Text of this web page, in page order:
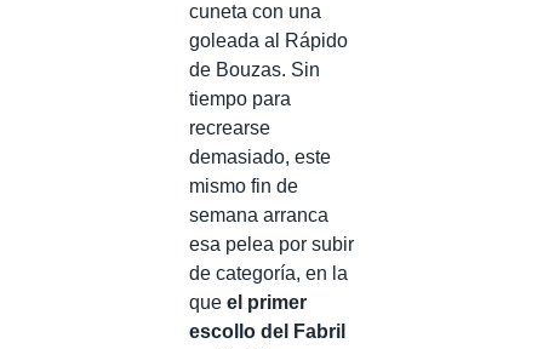
cuneta con una
goleada al Rápido
de Bouzas. Sin
tiempo para
recrearse
demasiado, este
mismo fin de
semana arranca
esa pelea por subir
de categoría, en la
que el primer
escollo del Fabril